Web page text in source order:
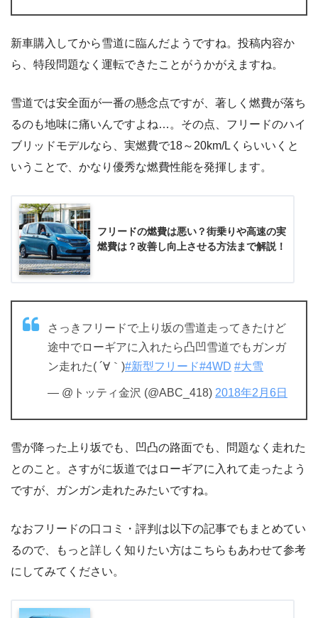
新車購入してから雪道に臨んだようですね。投稿内容か
ら、特段問題なく運転できたことがうかがえますね。
雪道では安全面が一番の懸念点ですが、著しく燃費が落ち
るのも地味に痛いんですよね…。その点、フリードのハイ
ブリッドモデルなら、実燃費で18～20km/Lくらいいくと
いうことで、かなり優秀な燃費性能を発揮します。
フリードの燃費は悪い？街乗りや高速の実
燃費は？改善し向上させる方法まで解説！
さっきフリードで上り坂の雪道走ってきたけど
途中でローギアに入れたら凸凹雪道でもガンガ
ン走れた( ´∀｀)#新型フリード#4WD #大雪
— @トッティ金沢 (@ABC_418) 2018年2月6日
雪が降った上り坂でも、凹凸の路面でも、問題なく走れた
とのこと。さすがに坂道ではローギアに入れて走ったよう
ですが、ガンガン走れたみたいですね。
なおフリードの口コミ・評判は以下の記事でもまとめてい
るので、もっと詳しく知りたい方はこちらもあわせて参考
にしてみてください。